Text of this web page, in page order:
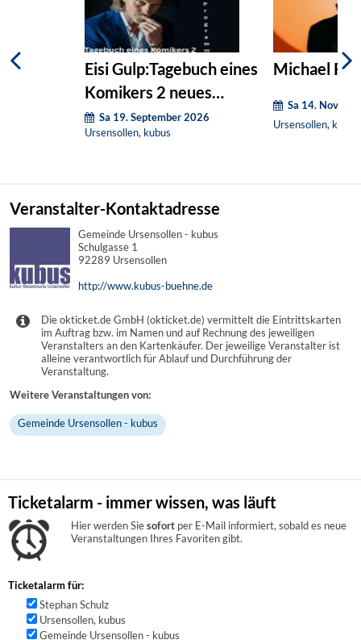
Eisi Gulp:Tagebuch eines
Komikers 2 neues
Programm
Sa 19. September 2026
Ursensollen, kubus
Michael
Sa 14.
Ursensollen, kubus
Veranstalter-Kontaktadresse
Gemeinde Ursensollen - kubus
Schulgasse 1
92289 Ursensollen
http://www.kubus-buehne.de
Die okticket.de GmbH (okticket.de) vermittelt die Eintrittskarten
im Auftrag bzw. im Namen und auf Rechnung des jeweiligen
Veranstalters an den Kartenkäufer. Der jeweilige Veranstalter ist
alleine verantwortlich für Ablauf und Durchführung der
Veranstaltung.
Weitere Veranstaltungen von:
Gemeinde Ursensollen - kubus
Ticketalarm - immer wissen, was läuft
Hier werden Siesofort per E-Mail informiert, sobald es neue
Veranstaltungen Ihres Favoriten gibt.
Ticketalarm für:
Stephan Schulz
Ursensollen, kubus
Gemeinde Ursensollen - kubus